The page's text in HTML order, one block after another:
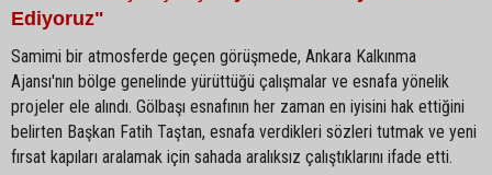
Ediyoruz"
Samimi bir atmosferde geçen görüşmede, Ankara Kalkınma
Ajansı'nın bölge genelinde yürüttüğü çalışmalar ve esnafa yönelik
projeler ele alındı. Gölbaşı esnafının her zaman en iyisini hak ettiğini
belirten Başkan Fatih Taştan, esnafa verdikleri sözleri tutmak ve yeni
fırsat kapıları aralamak için sahada aralıksız çalıştıklarını ifade etti.